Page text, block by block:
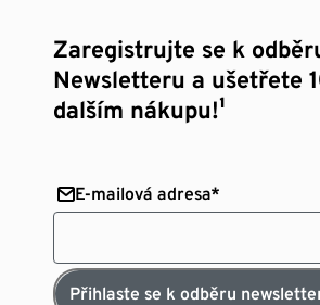
Zaregistrujte se k
Newsletteru a ušetřete
dalším nákupu!¹
E-mailová adresa*
Přihlaste se k odběru